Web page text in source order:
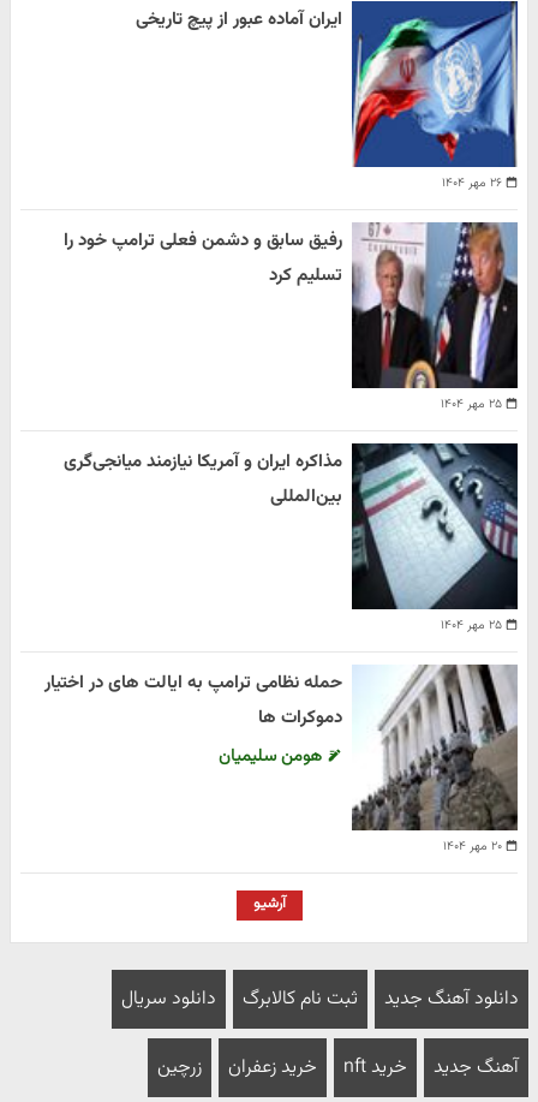
۲۶ مهر ۱۴۰۴
ایران آماده عبور از پیچ تاریخی
۲۵ مهر ۱۴۰۴
رفیق سابق و دشمن فعلی ترامپ خود را
تسلیم کرد
۲۵ مهر ۱۴۰۴
مذاکره ایران و آمریکا نیازمند میانجی‌گری
بین‌المللی
۲۰ مهر ۱۴۰۴
حمله نظامی ترامپ به ایالت های در اختیار
دموکرات ها
هومن سلیمیان
آرشیو
دانلود آهنگ جدید ثبت نام کالابرگ دانلود سریال
آهنگ جدید خرید nft خرید زعفران زرچین